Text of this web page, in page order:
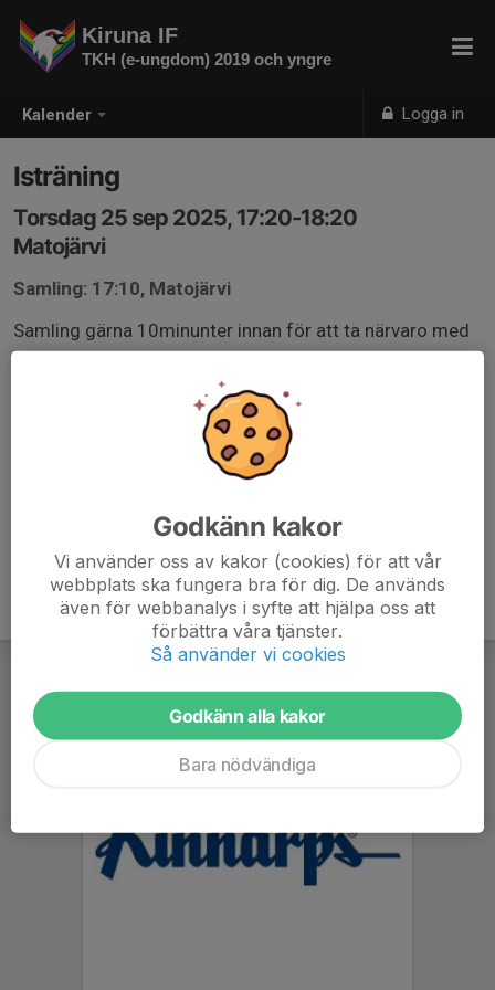
Kalender Logga in
Kiruna IF
TKH (e-ungdom) 2019 och yngre
Isträning
Torsdag 25 sep 2025, 17:20-18:20
Matojärvi
Samling: 17:10, Matojärvi
Samling gärna 10minunter innan för att ta närvaro med
mera.
Godkänn kakor
Vi använder oss av kakor (cookies) för att vår
webbplats ska fungera bra för dig. De används
även för webbanalys i syfte att hjälpa oss att
förbättra våra tjänster.
Så använder vi cookies
Godkänn alla kakor
Bara nödvändiga